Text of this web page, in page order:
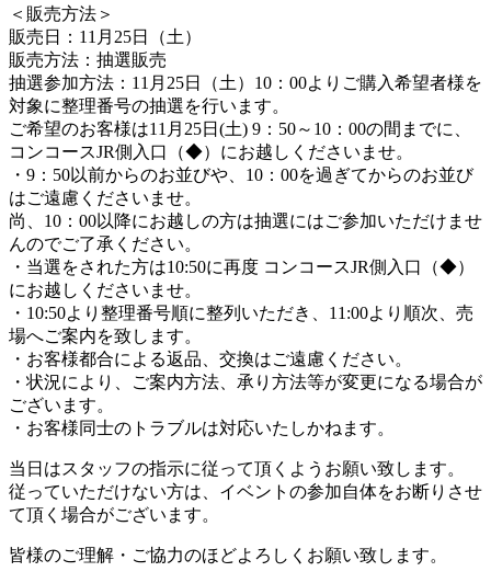
＜販売方法＞
販売日：11月25日（土）
販売方法：抽選販売
抽選参加方法：11月25日（土）10：00よりご購入希望者様を
対象に整理番号の抽選を行います。
ご希望のお客様は11月25日(土) 9：50～10：00の間までに、
コンコースJR側入口（◆）にお越しくださいませ。
・9：50以前からのお並びや、10：00を過ぎてからのお並び
はご遠慮くださいませ。
尚、10：00以降にお越しの方は抽選にはご参加いただけませ
んのでご了承ください。
・当選をされた方は10:50に再度 コンコースJR側入口（◆）
にお越しくださいませ。
・10:50より整理番号順に整列いただき、11:00より順次、売
場へご案内を致します。
・お客様都合による返品、交換はご遠慮ください。
・状況により、ご案内方法、承り方法等が変更になる場合が
ございます。
・お客様同士のトラブルは対応いたしかねます。
当日はスタッフの指示に従って頂くようお願い致します。
従っていただけない方は、イベントの参加自体をお断りさせ
て頂く場合がございます。
皆様のご理解・ご協力のほどよろしくお願い致します。